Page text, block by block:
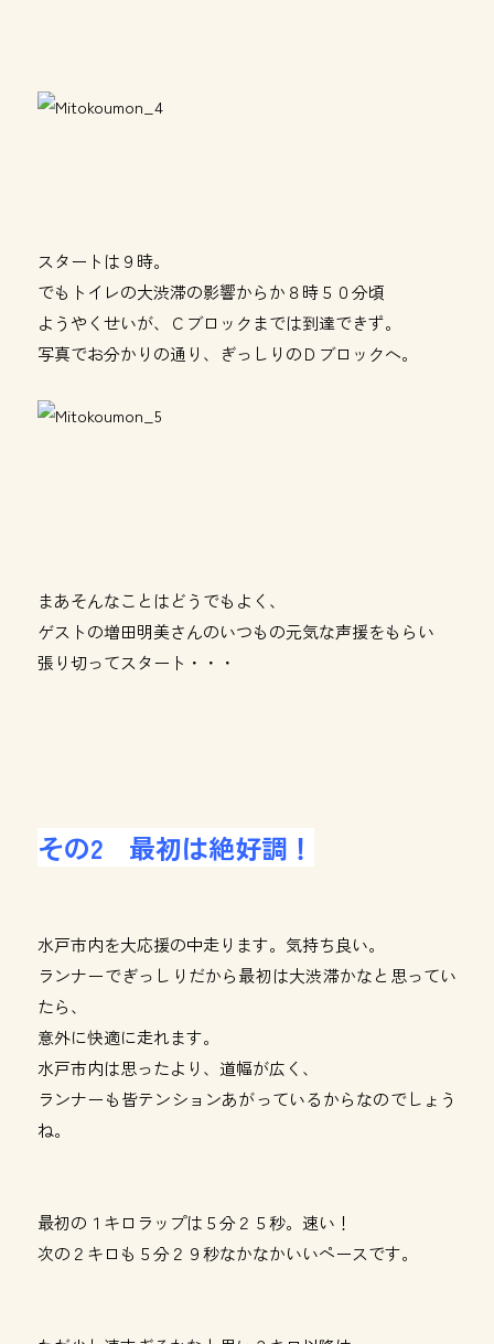
スタートは９時。
でもトイレの大渋滞の影響からか８時５０分頃
ようやくせいが、Ｃブロックまでは到達できず。
写真でお分かりの通り、ぎっしりのＤブロックへ。
まあそんなことはどうでもよく、
ゲストの増田明美さんのいつもの元気な声援をもらい
張り切ってスタート・・・
その2 最初は絶好調！
水戸市内を大応援の中走ります。気持ち良い。
ランナーでぎっしりだから最初は大渋滞かなと思ってい
たら、
意外に快適に走れます。
水戸市内は思ったより、道幅が広く、
ランナーも皆テンションあがっているからなのでしょう
ね。
最初の１キロラップは５分２５秒。速い！
次の２キロも５分２９秒なかなかいいペースです。